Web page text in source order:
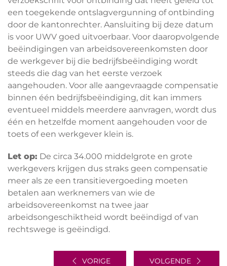
een toegekende ontslagvergunning of ontbinding
door de kantonrechter. Aansluiting bij deze datum
is voor UWV goed uitvoerbaar. Voor daaropvolgende
beëindigingen van arbeidsovereenkomsten door
de werkgever bij die bedrijfsbeëindiging wordt
steeds die dag van het eerste verzoek
aangehouden. Voor alle aangevraagde compensatie
binnen één bedrijfsbeëindiging, dit kan immers
eventueel middels meerdere aanvragen, wordt dus
één en hetzelfde moment aangehouden voor de
toets of een werkgever klein is.
Let op: De circa 34.000 middelgrote en grote
werkgevers krijgen dus straks geen compensatie
meer als ze een transitievergoeding moeten
betalen aan werknemers van wie de
arbeidsovereenkomst na twee jaar
arbeidsongeschiktheid wordt beëindigd of van
rechtswege is geëindigd.
VORIGE VOLGENDE